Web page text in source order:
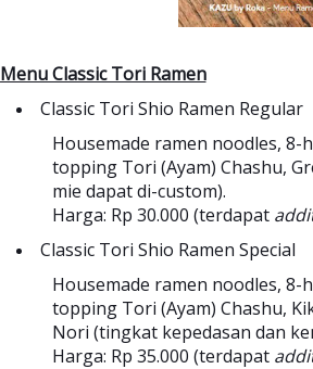
Menu Classic Tori Ramen
Classic Tori Shio Ramen Regular
Housemade ramen noodles,
topping Tori (Ayam) Chashu,
mie dapat di-custom).
Harga: Rp 30.000 (terdapat
Classic Tori Shio Ramen Special
Housemade ramen noodles,
topping Tori (Ayam) Chashu,
Nori (tingkat kepedasan dan
Harga: Rp 35.000 (terdapat